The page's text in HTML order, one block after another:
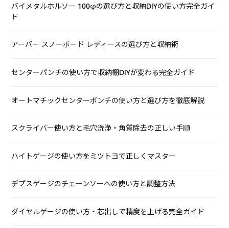
バイメタルホルソー 100φの選び方と収納DIYの使い方完全ガイ
ド
アーバー スノーボード レディースの選び方と収納術
センターパンチの使い方で収納棚DIYが変わる完全ガイド
オートマチックセンターポンチの使い方と選び方を徹底解説
スクライバー使い方と毛穴洗浄・角質除去の正しい手順
ハイトゲージの使い方をミツトヨで正しくマスター
デプスゲージのチェーンソーへの使い方と調整方法
ダイヤルゲージの使い方・芯出しで精度を上げる完全ガイド